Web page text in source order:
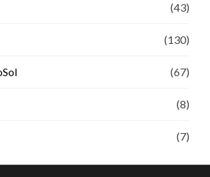
(43)
(130)
(67)
(8)
(7)